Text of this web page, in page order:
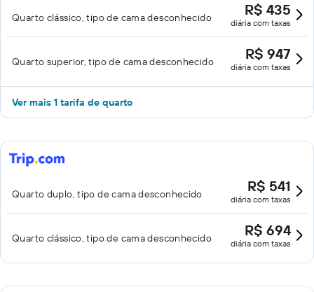
Quarto clássico, tipo de cama desconhecido R$ 435
diária com taxas
Quarto superior, tipo de cama desconhecido R$ 947
diária com taxas
Ver mais 1 tarifa de quarto
Quarto duplo, tipo de cama desconhecido R$ 541
diária com taxas
Quarto clássico, tipo de cama desconhecido R$ 694
diária com taxas